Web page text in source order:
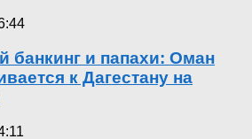
банкинг и папахи: Оман
к Дагестану на